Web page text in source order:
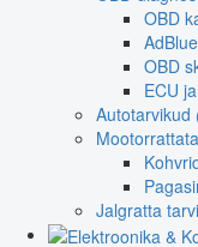
OBD
OBD
ECU
Autotarvikud
Jalgratta